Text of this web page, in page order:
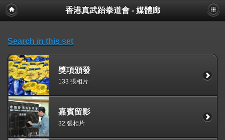
香港真武跆拳道會 - 媒體廊
Search in this set
獎項頒發
133 張相片
嘉賓留影
32 張相片